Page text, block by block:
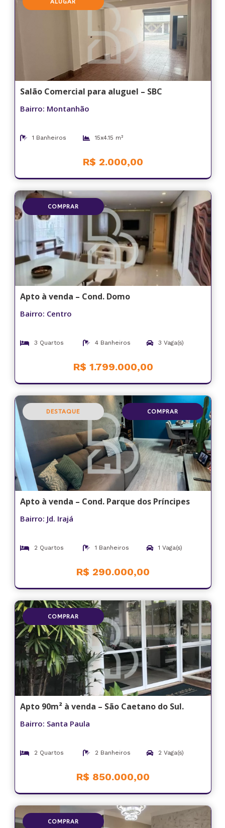
ALUGAR
Salão Comercial para aluguel – SBC
Bairro: Montanhão
1 Banheiros 15x4.15 m²
R$ 2.000,00
COMPRAR
Apto à venda – Cond. Domo
Bairro: Centro
3 Quartos 4 Banheiros 3 Vaga(s)
R$ 1.799.000,00
DESTAQUE COMPRAR
Apto à venda – Cond. Parque dos Príncipes
Bairro: Jd. Irajá
2 Quartos 1 Banheiros 1 Vaga(s)
R$ 290.000,00
COMPRAR
Apto 90m² à venda – São Caetano do Sul.
Bairro: Santa Paula
2 Quartos 2 Banheiros 2 Vaga(s)
R$ 850.000,00
COMPRAR